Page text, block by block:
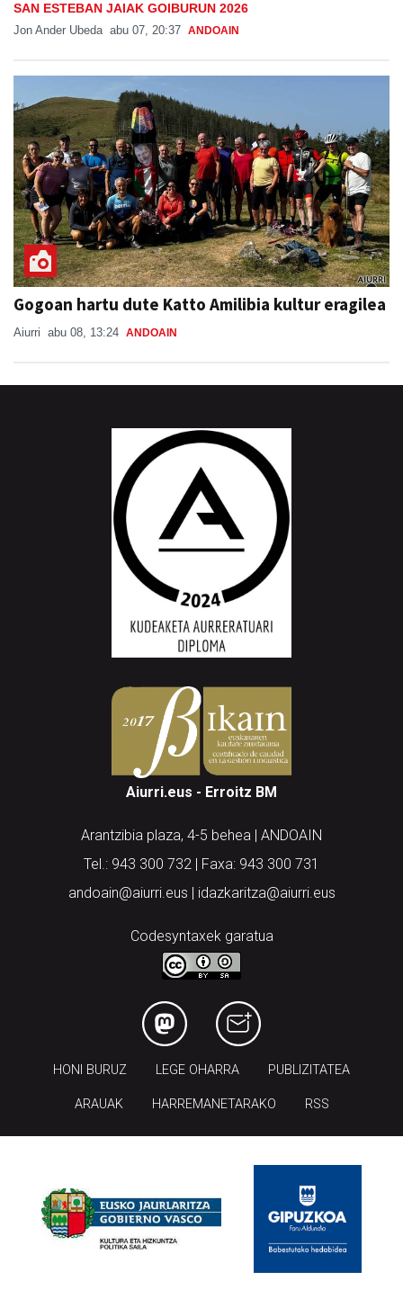
SAN ESTEBAN JAIAK GOIBURUN 2026
Jon Ander Ubeda abu 07, 20:37 ANDOAIN
Gogoan hartu dute Katto Amilibia kultur eragilea
Aiurri abu 08, 13:24 ANDOAIN
Aiurri.eus - Erroitz BM
Arantzibia plaza, 4-5 behea | ANDOAIN
Tel.: 943 300 732 | Faxa: 943 300 731
andoain@aiurri.eus | idazkaritza@aiurri.eus
Codesyntaxek garatua
HONI BURUZ LEGE OHARRA PUBLIZITATEA
ARAUAK HARREMANETARAKO RSS